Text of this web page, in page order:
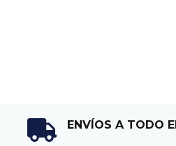
ENVÍOS A TODO